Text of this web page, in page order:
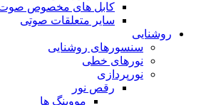
کابل های مخصوص
سایر متعلقات صوتی
روشنایی
سنسورهای روشنایی
نورهای خطی
نورپردازی
رقص نور
مووینگ ها